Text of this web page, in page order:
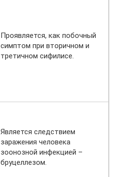
Проявляется, как побочный
симптом при вторичном и
третичном сифилисе.
Является следствием
заражения человека
зоонозной инфекцией –
бруцеллезом.